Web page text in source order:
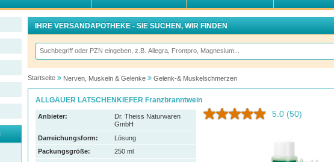
IHRE VERSANDAPOTHEKE - SIE SUCHEN, WIR FINDEN
Startseite Nerven, Muskeln & Gelenke Gelenk-& Muskelschmerzen
ALLGÄUER LATSCHENKIEFER Franzbranntwein
5.0 (50)
Anbieter:
Dr. Theiss Naturwaren
GmbH
Darreichungsform:
Lösung
Packungsgröße:
250 ml